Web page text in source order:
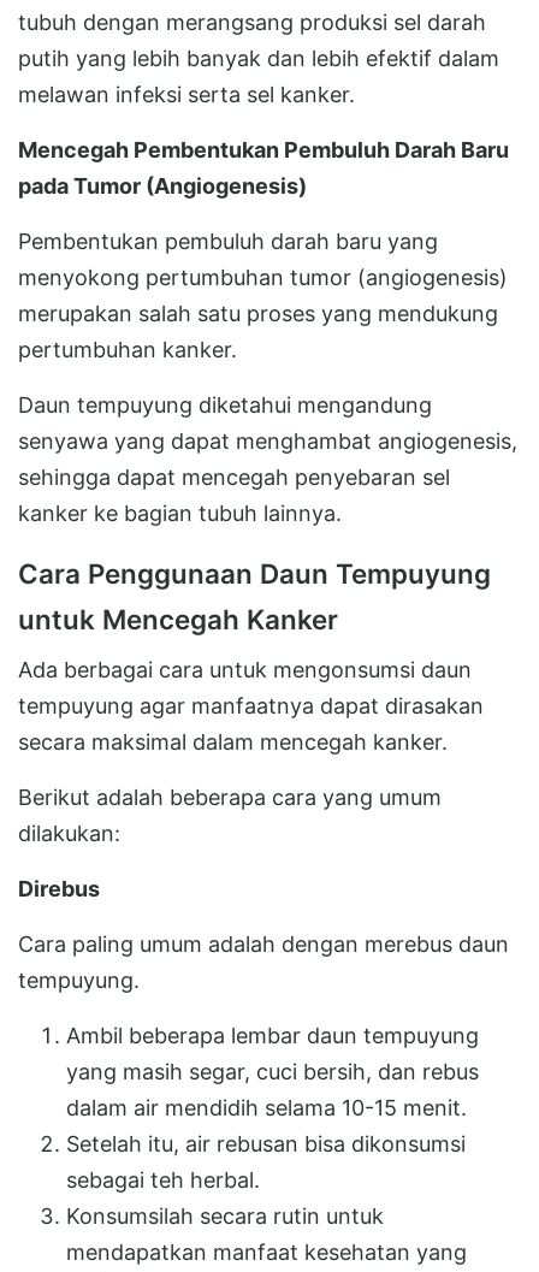
tubuh dengan merangsang produksi sel darah
putih yang lebih banyak dan lebih efektif dalam
melawan infeksi serta sel kanker.
Mencegah Pembentukan Pembuluh Darah Baru
pada Tumor (Angiogenesis)
Pembentukan pembuluh darah baru yang
menyokong pertumbuhan tumor (angiogenesis)
merupakan salah satu proses yang mendukung
pertumbuhan kanker.
Daun tempuyung diketahui mengandung
senyawa yang dapat menghambat angiogenesis,
sehingga dapat mencegah penyebaran sel
kanker ke bagian tubuh lainnya.
Cara Penggunaan Daun Tempuyung
untuk Mencegah Kanker
Ada berbagai cara untuk mengonsumsi daun
tempuyung agar manfaatnya dapat dirasakan
secara maksimal dalam mencegah kanker.
Berikut adalah beberapa cara yang umum
dilakukan:
Direbus
Cara paling umum adalah dengan merebus daun
tempuyung.
Ambil beberapa lembar daun tempuyung
yang masih segar, cuci bersih, dan rebus
dalam air mendidih selama 10-15 menit.
Setelah itu, air rebusan bisa dikonsumsi
sebagai teh herbal.
Konsumsilah secara rutin untuk
mendapatkan manfaat kesehatan yang